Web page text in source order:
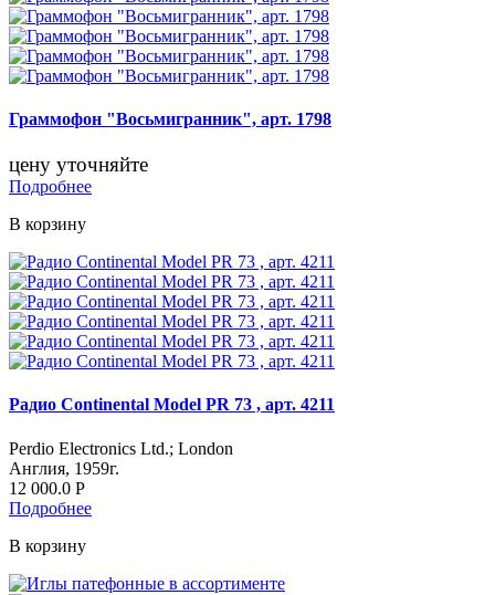
Граммофон "Восьмигранник", арт. 1798
цену уточняйте
Подробнее
В корзину
Радио Continental Model PR 73 , арт. 4211
Perdio Electronics Ltd.; London
Англия, 1959г.
12 000.0 Р
Подробнее
В корзину